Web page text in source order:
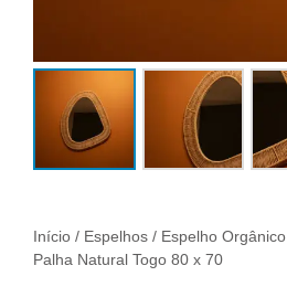
Início / Espelhos / Espelho Orgânico
Palha Natural Togo 80 x 70